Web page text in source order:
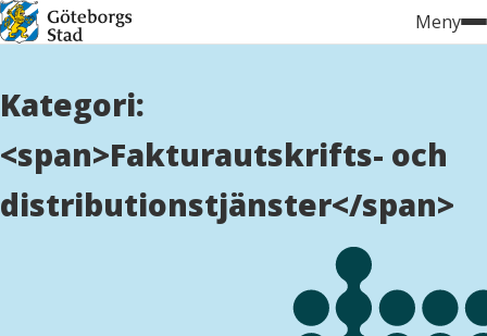
Hoppa
till
Meny
Kategori:
<span>Fakturautskrifts- och
distributionstjänster</span>